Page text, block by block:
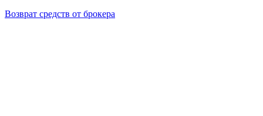
Возврат средств от брокера